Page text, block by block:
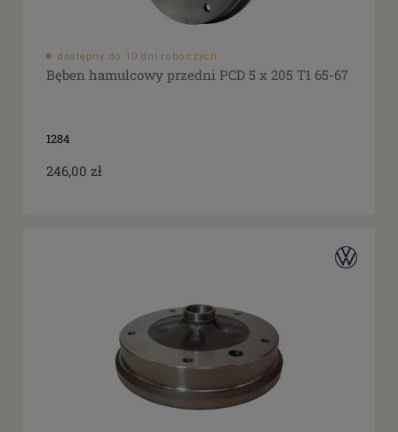
dostępny do 10 dni roboczych
Bęben hamulcowy przedni PCD 5 x 205 T1 65-67
1284
246,00 zł